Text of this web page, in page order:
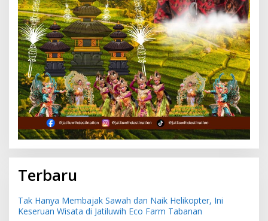
Terbaru
Tak Hanya Membajak Sawah dan Naik Helikopter, Ini
Keseruan Wisata di Jatiluwih Eco Farm Tabanan